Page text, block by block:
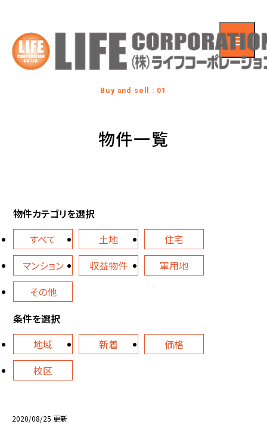
Buy and sell : 01
物件一覧
物件カテゴリを選択
すべて
土地
住宅
マンション
収益物件
軍用地
その他
条件を選択
地域
新着
価格
校区
2020/08/25 更新